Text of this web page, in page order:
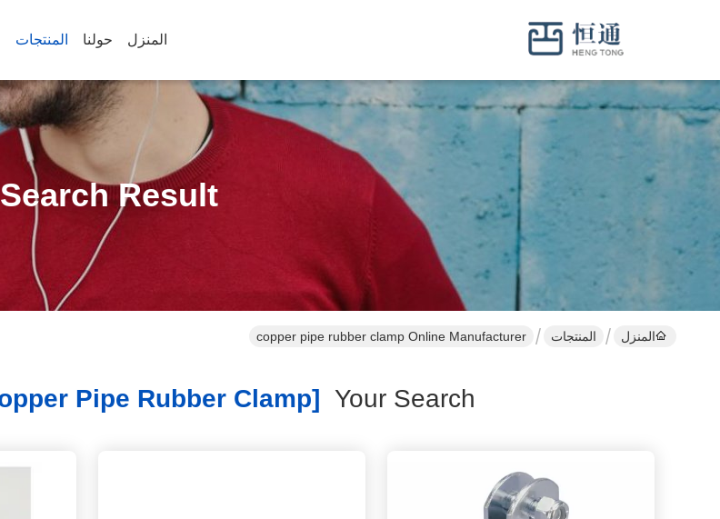
المنزل حولنا المنتجات
Search Result
المنزل المنتجات copper pipe rubber clamp Online Manufacturer
Your Search
[copper Pipe Rubber Clamp ]